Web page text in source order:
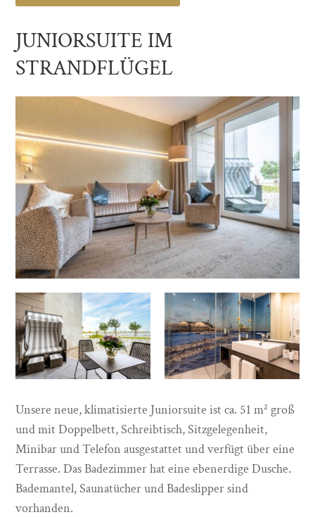
JUNIORSUITE IM
STRANDFLÜGEL
Unsere neue, klimatisierte Juniorsuite ist ca. 51 m² groß
und mit Doppelbett, Schreibtisch, Sitzgelegenheit,
Minibar und Telefon ausgestattet und verfügt über eine
Terrasse. Das Badezimmer hat eine ebenerdige Dusche.
Bademantel, Saunatücher und Badeslipper sind
vorhanden.